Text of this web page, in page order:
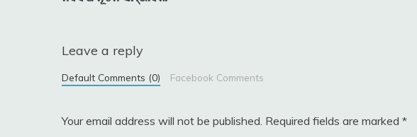
navigation
Leave a reply
Default Comments (0) Facebook Comments
Your email address will not be published. Required fields are marked *